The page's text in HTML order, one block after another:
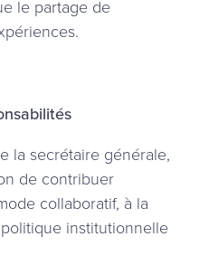
le partage de
la secrétaire générale,
de contribuer
collaboratif, à la
institutionnelle